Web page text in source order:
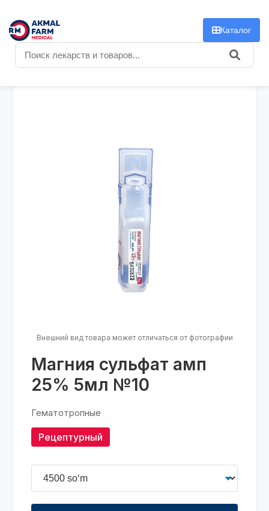
Каталог
Внешний вид товара может отличаться от фотографии
Магния сульфат амп
25% 5мл №10
Гематотропные
Рецептурный